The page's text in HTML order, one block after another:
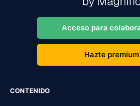
Acceso para
Hazte premium
CONTENIDO